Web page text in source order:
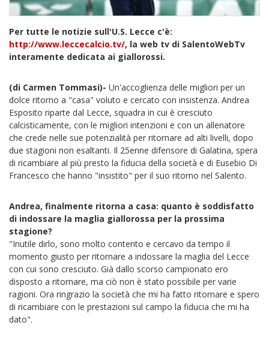
Per tutte le notizie sull'U.S. Lecce c'è:
http://www.leccecalcio.tv/, la web tv di SalentoWebTv
interamente dedicata ai giallorossi.
(di Carmen Tommasi)- Un'accoglienza delle migliori per un
dolce ritorno a "casa" voluto e cercato con insistenza. Andrea
Esposito riparte dal Lecce, squadra in cui è cresciuto
calcisticamente, con le migliori intenzioni e con un allenatore
che crede nelle sue potenzialità per ritornare ad alti livelli, dopo
due stagioni non esaltanti. Il 25enne difensore di Galatina, spera
di ricambiare al più presto la fiducia della società e di Eusebio Di
Francesco che hanno "insistito" per il suo ritorno nel Salento.
Andrea, finalmente ritorna a casa: quanto è soddisfatto
di indossare la maglia giallorossa per la prossima
stagione?
"Inutile dirlo, sono molto contento e cercavo da tempo il
momento giusto per ritornare a indossare la maglia del Lecce
con cui sono cresciuto. Già dallo scorso campionato ero
disposto a ritornare, ma ciò non è stato possibile per varie
ragioni. Ora ringrazio la società che mi ha fatto ritornare e spero
di ricambiare con le prestazioni sul campo la fiducia che mi ha
dato".